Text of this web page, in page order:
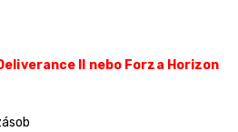
II nebo Forza Horizon